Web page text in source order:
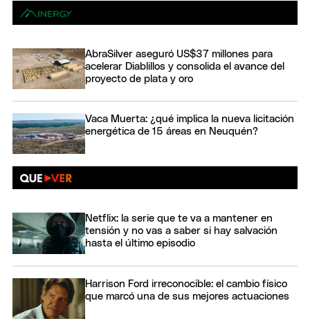
AbraSilver aseguró US$37 millones para
acelerar Diablillos y consolida el avance del
proyecto de plata y oro
Vaca Muerta: ¿qué implica la nueva licitación
energética de 15 áreas en Neuquén?
Netflix: la serie que te va a mantener en
tensión y no vas a saber si hay salvación
hasta el último episodio
Harrison Ford irreconocible: el cambio físico
que marcó una de sus mejores actuaciones